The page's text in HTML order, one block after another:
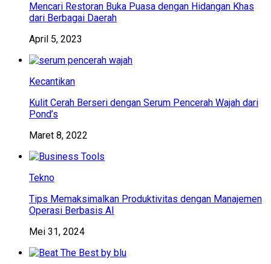
Mencari Restoran Buka Puasa dengan Hidangan Khas
dari Berbagai Daerah
April 5, 2023
Kecantikan
Kulit Cerah Berseri dengan Serum Pencerah Wajah dari
Pond’s
Maret 8, 2022
Tekno
Tips Memaksimalkan Produktivitas dengan Manajemen
Operasi Berbasis AI
Mei 31, 2024